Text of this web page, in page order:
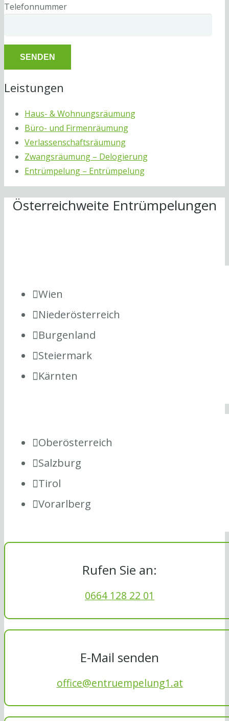
Telefonnummer
Leistungen
Haus- & Wohnungsräumung
Büro- und Firmenräumung
Verlassenschaftsräumung
Zwangsräumung – Delogierung
Entrümpelung – Entrümpelung
Österreichweite Entrümpelungen
Wien
Niederösterreich
Burgenland
Steiermark
Kärnten
Oberösterreich
Salzburg
Tirol
Vorarlberg
Rufen Sie an:
0664 128 22 01
E-Mail senden
office@entruempelung1.at